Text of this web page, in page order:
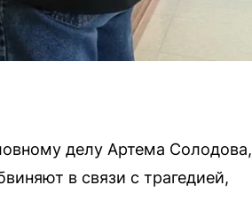
делу Артема Солодова,
в связи с трагедией,